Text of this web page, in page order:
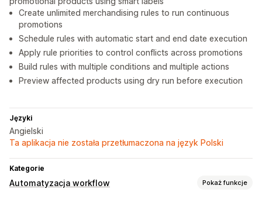
Create unlimited merchandising rules to run continuous
promotions
Schedule rules with automatic start and end date execution
Apply rule priorities to control conflicts across promotions
Build rules with multiple conditions and multiple actions
Preview affected products using dry run before execution
Języki
Angielski
Ta aplikacja nie została przetłumaczona na język Polski
Kategorie
Automatyzacja workflow Pokaż funkcje